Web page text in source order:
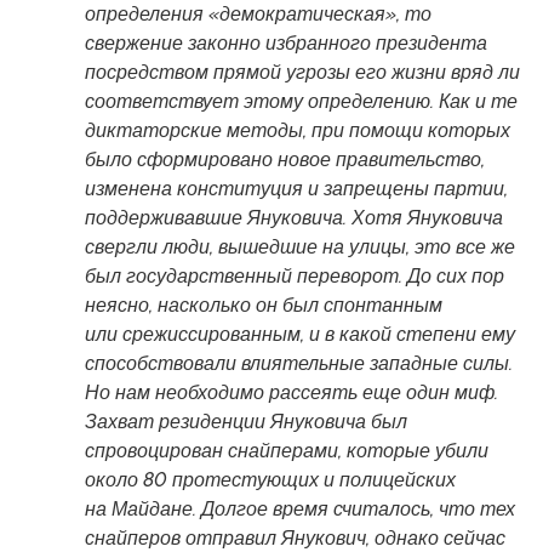
определения «демократическая», то
свержение законно избранного президента
посредством прямой угрозы его жизни вряд ли
соответствует этому определению. Как и те
диктаторские методы, при помощи которых
было сформировано новое правительство,
изменена конституция и запрещены партии,
поддерживавшие Януковича. Хотя Януковича
свергли люди, вышедшие на улицы, это все же
был государственный переворот. До сих пор
неясно, насколько он был спонтанным
или срежиссированным, и в какой степени ему
способствовали влиятельные западные силы.
Но нам необходимо рассеять еще один миф.
Захват резиденции Януковича был
спровоцирован снайперами, которые убили
около 80 протестующих и полицейских
на Майдане. Долгое время считалось, что тех
снайперов отправил Янукович, однако сейчас